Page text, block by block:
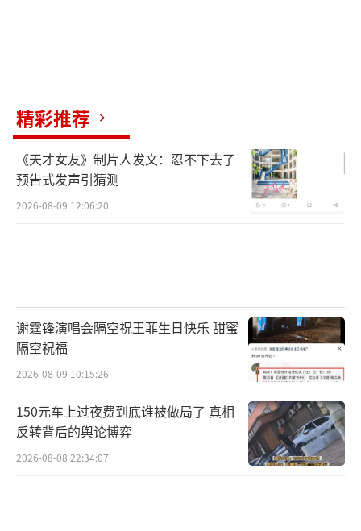
精彩推荐
《天才女友》制片人发文：忍不下去了
预告式发声引猜测
2026-08-09 12:06:20
谢霆锋演唱会隔空祝王菲生日快乐 甜蜜
隔空祝福
2026-08-09 10:15:26
150元车上过夜费到底谁被做局了 真相
反转背后的舆论博弈
2026-08-08 22:34:07